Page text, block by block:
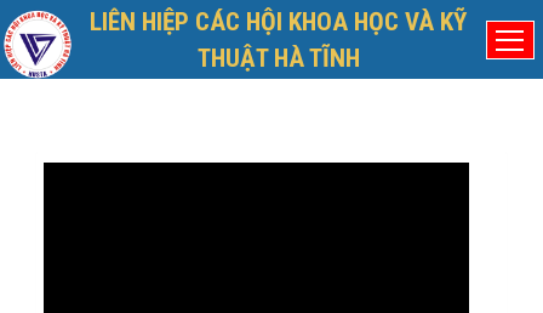
LIÊN HIỆP CÁC HỘI KHOA HỌC VÀ KỸ
THUẬT HÀ TĨNH
Chủ nhật, 9/8/2026
Đã kết nối EMC